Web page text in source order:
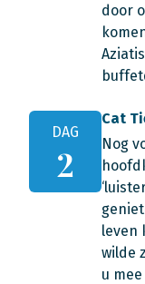
door
DAG
2
Cat
Nog
leven
wilde
u